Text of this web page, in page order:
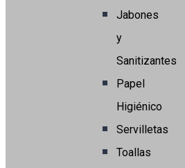
Jabones
y
Sanitizantes
Papel
Higiénico
Servilletas
Toallas